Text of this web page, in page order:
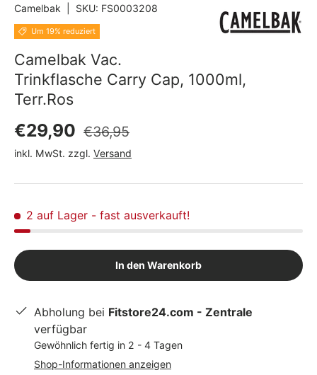
Camelbak SKU: FS0003208
Um 19% reduziert
Camelbak Vac.
Trinkflasche Carry Cap, 1000ml,
Terr.Ros
Verkaufspreis
€29,90 Normaler Preis
€36,95
inkl. MwSt. zzgl. Versand
2 auf Lager - fast ausverkauft!
In den Warenkorb
Abholung bei Fitstore24.com - Zentrale
verfügbar
Gewöhnlich fertig in 2 - 4 Tagen
Shop-Informationen anzeigen